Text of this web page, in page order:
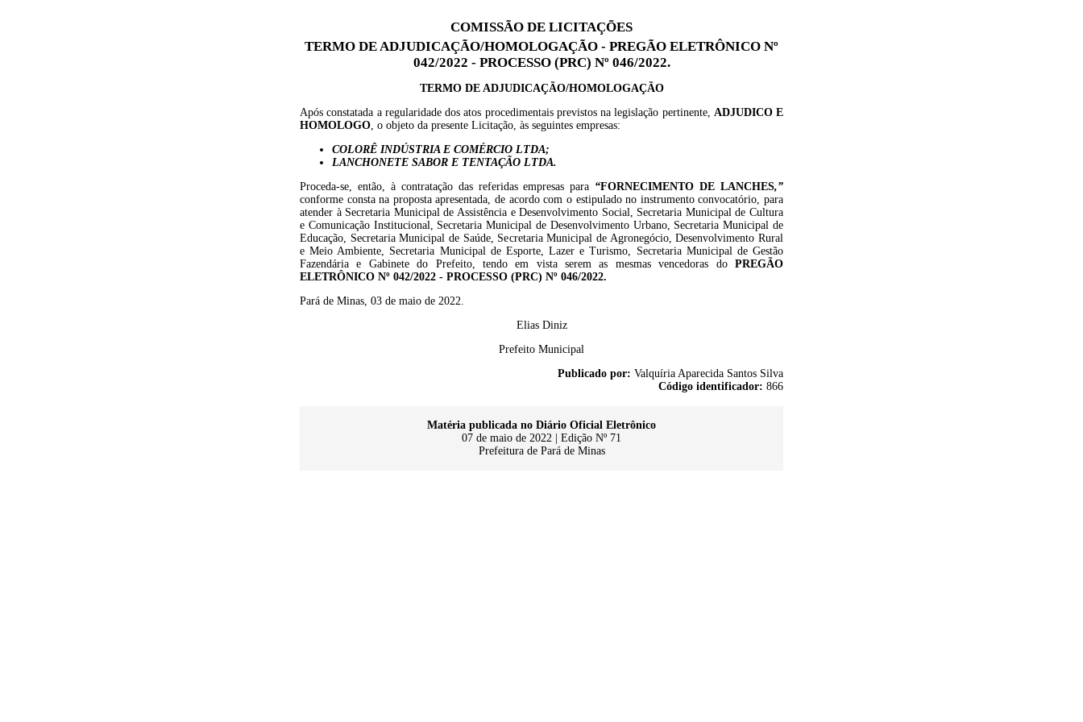
COMISSÃO DE LICITAÇÕES
TERMO DE ADJUDICAÇÃO/HOMOLOGAÇÃO - PREGÃO ELETRÔNICO Nº
042/2022 - PROCESSO (PRC) Nº 046/2022.
TERMO DE ADJUDICAÇÃO/HOMOLOGAÇÃO
Após constatada a regularidade dos atos procedimentais previstos na legislação pertinente, ADJUDICO E
HOMOLOGO, o objeto da presente Licitação, às seguintes empresas:
COLORÊ INDÚSTRIA E COMÉRCIO LTDA;
LANCHONETE SABOR E TENTAÇÃO LTDA.
Proceda-se, então, à contratação das referidas empresas para “FORNECIMENTO DE LANCHES,”
conforme consta na proposta apresentada, de acordo com o estipulado no instrumento convocatório, para
atender à Secretaria Municipal de Assistência e Desenvolvimento Social, Secretaria Municipal de Cultura
e Comunicação Institucional, Secretaria Municipal de Desenvolvimento Urbano, Secretaria Municipal de
Educação, Secretaria Municipal de Saúde, Secretaria Municipal de Agronegócio, Desenvolvimento Rural
e Meio Ambiente, Secretaria Municipal de Esporte, Lazer e Turismo, Secretaria Municipal de Gestão
Fazendária e Gabinete do Prefeito, tendo em vista serem as mesmas vencedoras doPREGÃO
ELETRÔNICO Nº 042/2022 - PROCESSO (PRC) Nº 046/2022.
Pará de Minas, 03 de maio de 2022.
Elias Diniz
Prefeito Municipal
Publicado por: Valquíria Aparecida Santos Silva
Código identificador: 866
Matéria publicada no Diário Oficial Eletrônico
07 de maio de 2022 | Edição Nº 71
Prefeitura de Pará de Minas